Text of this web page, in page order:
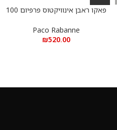
פאקו ראבן אינוויקטוס פרפיום 100
Paco Rabanne
₪520.00